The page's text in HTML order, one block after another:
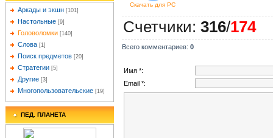
Аркады и экшн [101]
Настольные [9]
Головоломки [140]
Слова [1]
Поиск предметов [20]
Стратегии [5]
Другие [3]
Многопользовательские [19]
ПЕД. ПЛАНЕТА
Скачать для PC
Счетчики: 316/174
Всего комментариев: 0
Имя *:
Email *: